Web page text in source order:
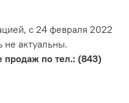
с 24 февраля 2022
не актуальны.
продаж по тел.: (843)